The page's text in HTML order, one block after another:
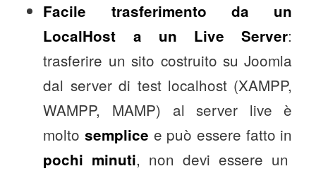
Facile trasferimento da un
LocalHost a un Live Server:
trasferire un sito costruito su Joomla
dal server di test localhost (XAMPP,
WAMPP, MAMP) al server live è
molto semplice e può essere fatto in
pochi minuti, non devi essere un